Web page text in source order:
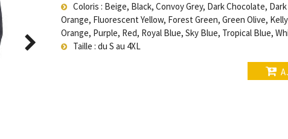
Coloris : Beige, Black, Convoy Grey, Dark Chocolate,
Orange, Fluorescent Yellow, Forest Green, Green Olive,
Orange, Purple, Red, Royal Blue, Sky Blue, Tropical Blue,
Taille : du S au 4XL